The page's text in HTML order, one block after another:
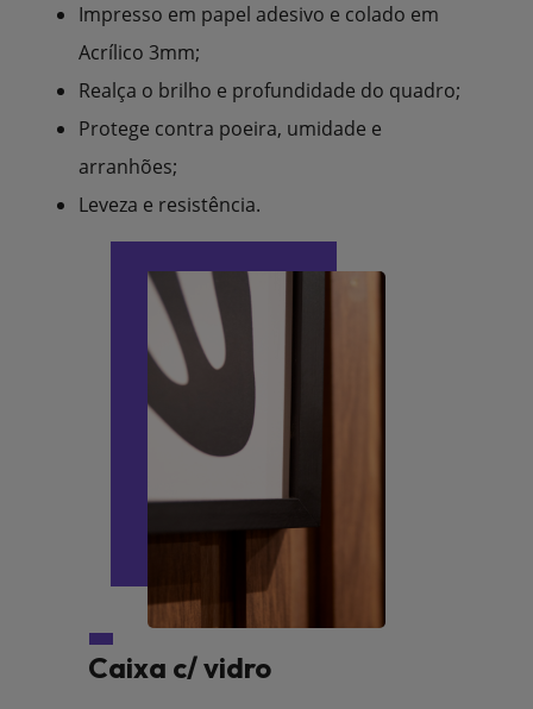
Impresso em papel adesivo e colado em
Acrílico 3mm;
Realça o brilho e profundidade do quadro;
Protege contra poeira, umidade e
arranhões;
Leveza e resistência.
Caixa c/ vidro